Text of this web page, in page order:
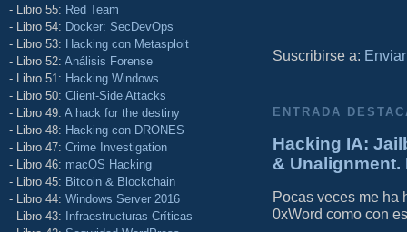
- Libro 55: Red Team
- Libro 54: Docker: SecDevOps
- Libro 53: Hacking con Metasploit
- Libro 52: Análisis Forense
- Libro 51: Hacking Windows
- Libro 50: Client-Side Attacks
- Libro 49: A hack for the destiny
- Libro 48: Hacking con DRONES
- Libro 47: Crime Investigation
- Libro 46: macOS Hacking
- Libro 45: Bitcoin & Blockchain
- Libro 44: Windows Server 2016
- Libro 43:
Infraestructuras Críticas
Suscribirse a:
ENTRADA
Hacking IA:
&
Pocas veces me ha
0xWord como con